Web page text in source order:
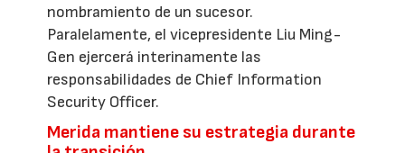
nombramiento de un sucesor.
Paralelamente, el vicepresidente Liu Ming-
Gen ejercerá interinamente las
responsabilidades de Chief Information
Security Officer.
Merida mantiene su estrategia durante